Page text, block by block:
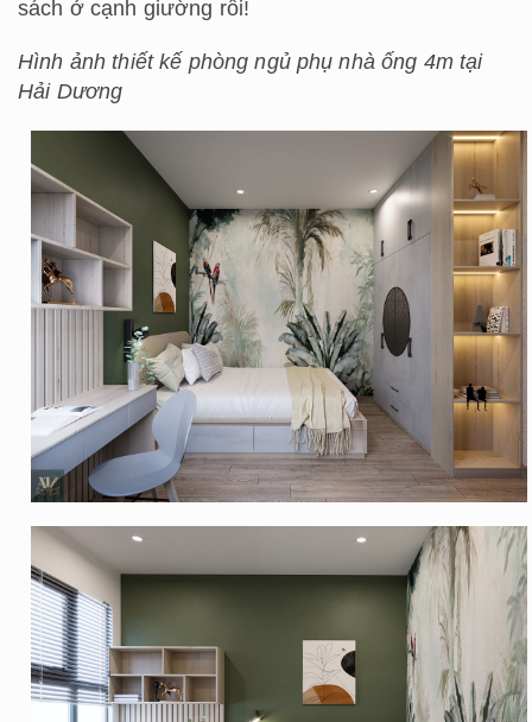
sách ở cạnh giường rồi!
Hình ảnh thiết kế phòng ngủ phụ nhà ống 4m tại
Hải Dương